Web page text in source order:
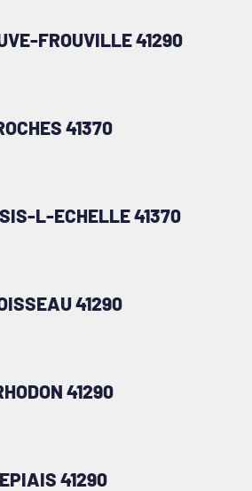
FROUVILLE 41290
41370
L-ECHELLE 41370
41290
41290
EPIAIS 41290